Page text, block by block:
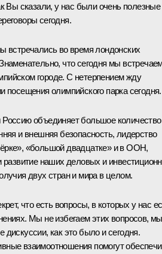
Вы сказали, у нас были очень полезные
сегодня.
встречались во время лондонских
что сегодня мы
городе. С нетерпением жду
посещения олимпийского парка сегодня.
объединяет большое количество
и внешняя безопасность, лидерство
«большой двадцатке» и в ООН,
развитие наших деловых и
двух стран и мира в целом.
что есть вопросы, в которых у нас
Мы не избегаем этих вопросов, мы
дискуссии, как это было и сегодня.
взаимоотношения помогут